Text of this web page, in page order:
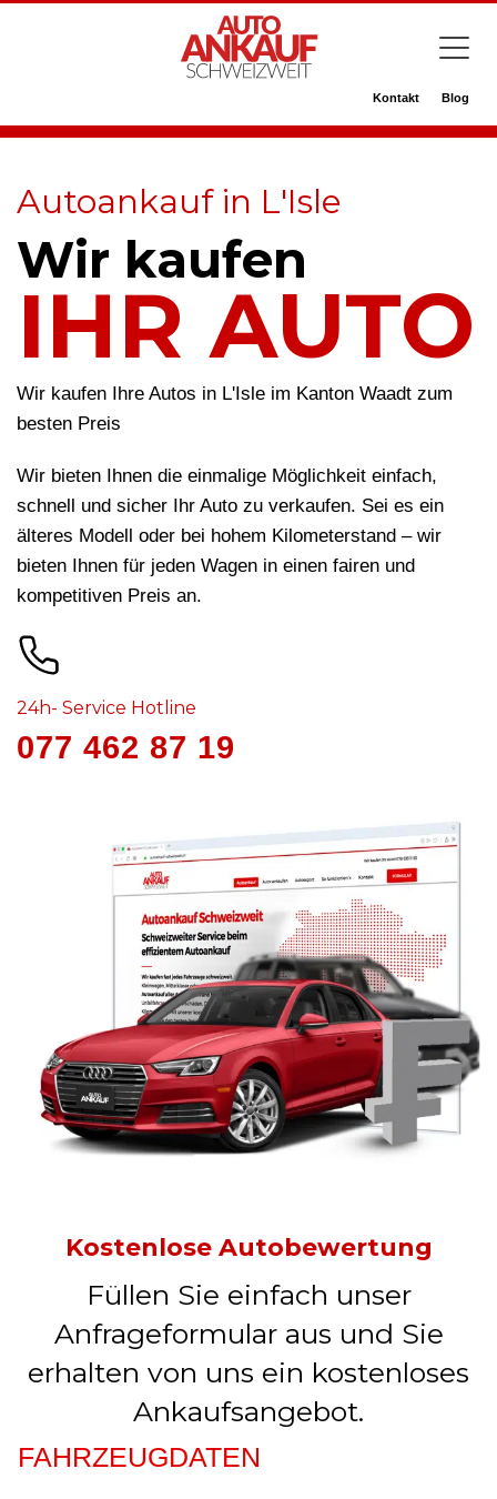
Kontakt Blog
Autoankauf in L'Isle
Wir kaufen
IHR AUTO
Wir kaufen Ihre Autos in L'Isle im Kanton Waadt zum
besten Preis
Wir bieten Ihnen die einmalige Möglichkeit einfach,
schnell und sicher Ihr Auto zu verkaufen. Sei es ein
älteres Modell oder bei hohem Kilometerstand – wir
bieten Ihnen für jeden Wagen in einen fairen und
kompetitiven Preis an.
24h- Service Hotline
077 462 87 19
Kostenlose Autobewertung
Füllen Sie einfach unser
Anfrageformular aus und Sie
erhalten von uns ein kostenloses
Ankaufsangebot.
FAHRZEUGDATEN